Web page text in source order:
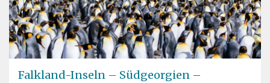
Falkland-Inseln – Südgeorgien –